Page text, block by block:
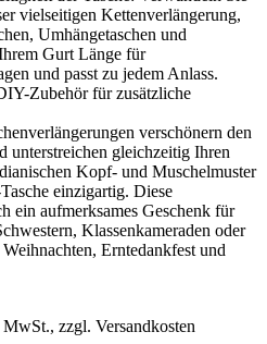
vielseitigen Kettenverlängerung,
Umhängetaschen und
Gurt Länge für
und passt zu jedem Anlass.
Zubehör für zusätzliche
verschönern den
unterstreichen gleichzeitig Ihren
Kopf- und Muschelmuster
einzigartig. Diese
ein aufmerksames Geschenk für
Klassenkameraden oder
Erntedankfest und
zzgl. Versandkosten